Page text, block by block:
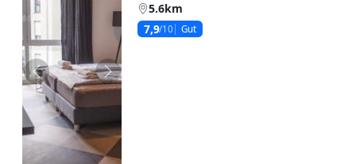
Zurück Weiter
5.6km
7,9/10 Gut